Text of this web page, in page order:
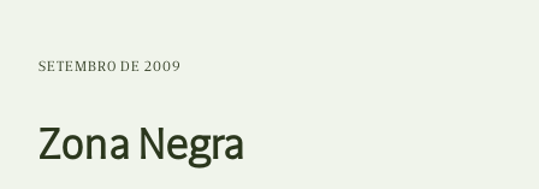
SETEMBRO DE 2009
Zona Negra